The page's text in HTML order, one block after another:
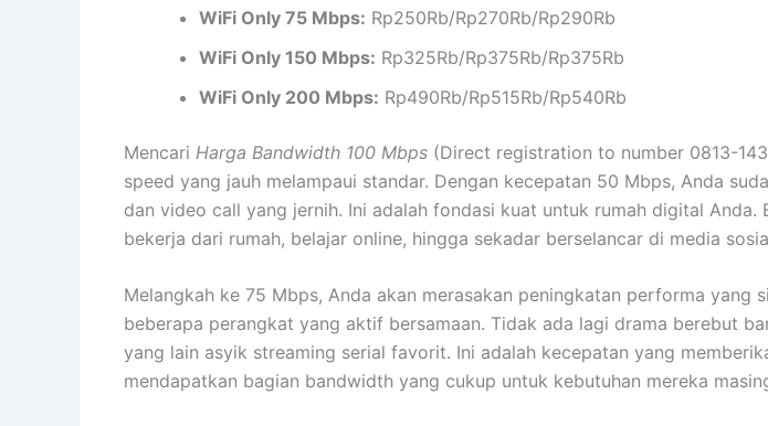
WiFi Only 75 Mbps: Rp250Rb/Rp270Rb/Rp290Rb
WiFi Only 150 Mbps: Rp325Rb/Rp375Rb/Rp375Rb
WiFi Only 200 Mbps: Rp490Rb/Rp515Rb/Rp540Rb
Mencari Harga Bandwidth 100 Mbps (Direct registration to number 0813-
speed yang jauh melampaui standar. Dengan kecepatan 50 Mbps, Anda
dan video call yang jernih. Ini adalah fondasi kuat untuk rumah digital
bekerja dari rumah, belajar online, hingga sekadar berselancar di media
Melangkah ke 75 Mbps, Anda akan merasakan peningkatan performa
beberapa perangkat yang aktif bersamaan. Tidak ada lagi drama berebut
yang lain asyik streaming serial favorit. Ini adalah kecepatan yang
mendapatkan bagian bandwidth yang cukup untuk kebutuhan mereka